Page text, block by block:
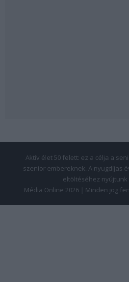
Aktív élet 50 felett: ez a célja a
szenior embereknek. A nyugdíjas
eltöltéséhez nyújtunk
Média Online 2026 | Minden jog